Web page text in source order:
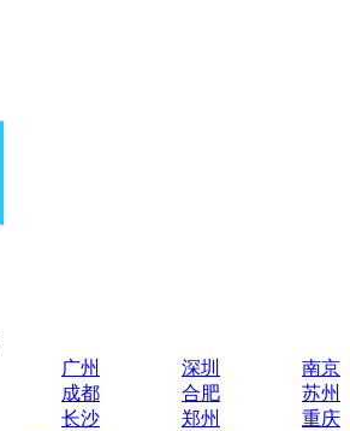
广州 深圳
南京
成都 合肥
苏州
长沙 郑州
重庆